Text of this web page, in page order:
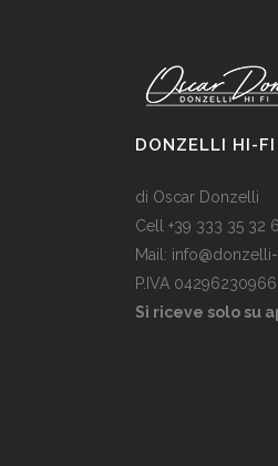
DONZELLI HI-FI
di Oscar Donzelli
Cell +39 333 35 32
Mail:
P.IVA 04296230966
Si riceve solo su